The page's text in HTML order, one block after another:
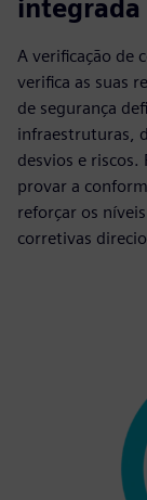
integrada
A verificação de
verifica as suas
de segurança
infraestruturas,
desvios e
provar a
reforçar os
corretivas